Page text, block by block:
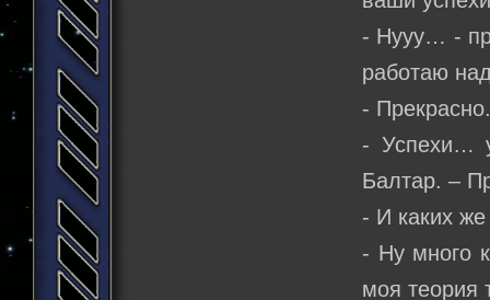
- Нууу… -
работаю
-
- Успехи…
Балтар. –
- И каких
- Ну много
моя теория